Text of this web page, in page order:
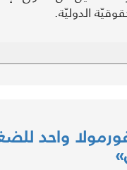
الدوليّة.
واحد